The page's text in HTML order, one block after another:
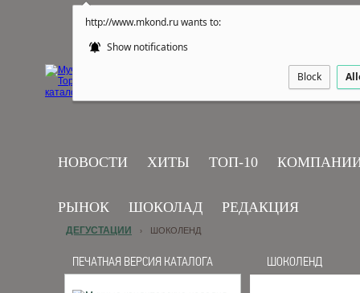
http://www.mkond.ru wants to:
Show notifications
Block
НОВОСТИ ХИТЫ ТОП-10
РЫНОК ШОКОЛАД РЕДАКЦИЯ
ПЕЧАТНАЯ ВЕРСИЯ КАТАЛОГА
ДЕГУСТАЦИИ › ШОКОЛЕНД
ШОКОЛЕНД